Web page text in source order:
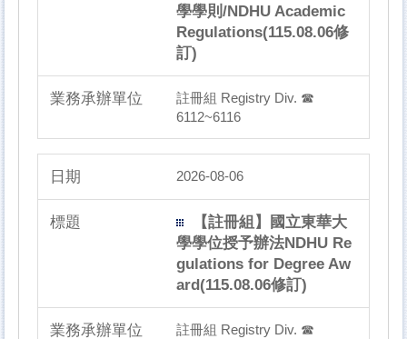
學學則/NDHU Academic
Regulations(115.08.06修
訂)
註冊組 Registry Div. ☎
6112~6116
2026-08-06
【註冊組】國立東華大
學學位授予辦法NDHU Re
gulations for Degree Aw
ard(115.08.06修訂)
註冊組 Registry Div. ☎